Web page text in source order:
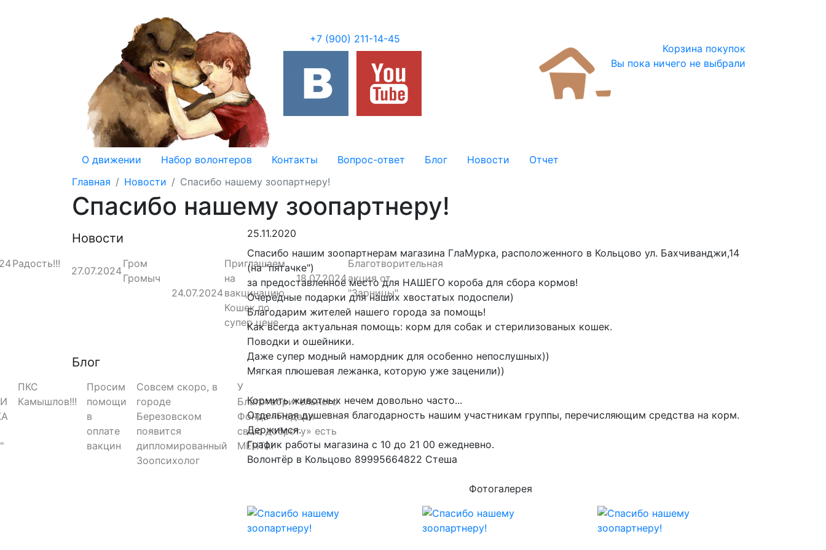
+7 (900) 211-14-45
Корзина покупок
Вы пока ничего не выбрали
О движении Набор волонтеров Контакты Вопрос-ответ Блог Новости
Отчет
Главная
Новости Спасибо нашему зоопартнеру!
Спасибо нашему зоопартнеру!
Новости
Радость!!!
27.07.2024
Гром
Громыч
24.07.2024
Приглашаем
на
вакцинацию
Кошек по
супер цене
18.07.2024
Благотворительная
акция от
"Зарницы"
Блог
ПКС
Камышлов!!!
Просим
помощи
в
оплате
вакцин
Совсем скоро, в
городе
Березовском
появится
дипломированный
Зоопсихолог
У
Благотворительного
Фонда «Подари
свою доброту» есть
МЕЧТА!
25.11.2020
Спасибо нашим зоопартнерам магазина ГлаМурка, расположенного в Кольцово ул. Бахчиванджи,14
(на "пятачке")
за предоставленное место для НАШЕГО короба для сбора кормов!
Очередные подарки для наших хвостатых подоспели)
Благодарим жителей нашего города за помощь!
Как всегда актуальная помощь: корм для собак и стерилизованых кошек.
Поводки и ошейники.
Даже супер модный намордник для особенно непослушных))
Мягкая плюшевая лежанка, которую уже заценили))
Кормить животных нечем довольно часто...
Отдельная душевная благодарность нашим участникам группы, перечисляющим средства на корм.
Держимся.
График работы магазина с 10 до 21 00 ежедневно.
Волонтёр в Кольцово 89995664822 Стеша
Фотогалерея